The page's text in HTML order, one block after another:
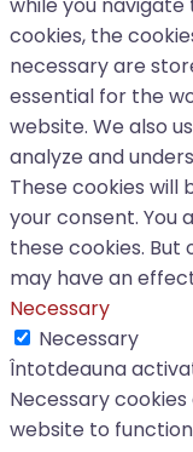
while you
cookies, the
necessary are
essential for the
website. We also
analyze and
These cookies will
your consent. You
these cookies.
may have an
Necessary
Necessary
Întotdeauna
Necessary
website to